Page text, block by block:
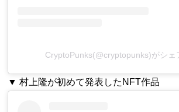
CryptoPunks(@cryptopunks)がシェ
▼ 村上隆が初めて発表したNFT作品